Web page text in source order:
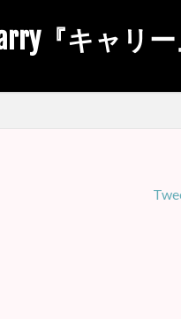
『キャリー